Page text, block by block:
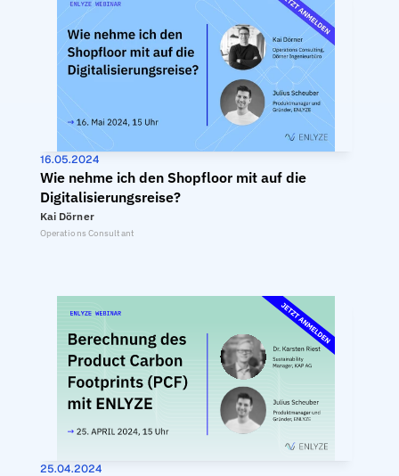
16.05.2024
Wie nehme ich den Shopfloor mit auf die
Digitalisierungsreise?
Kai Dörner
Operations Consultant
25.04.2024